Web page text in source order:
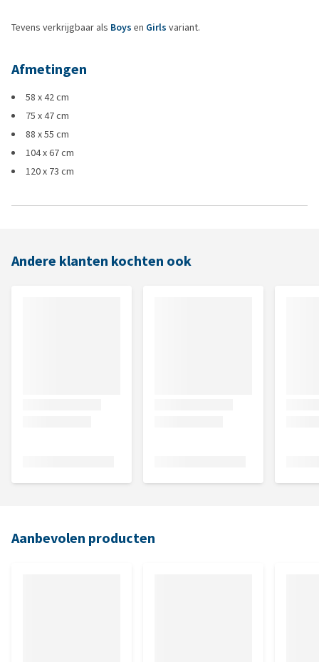
Tevens verkrijgbaar als Boys en Girls variant.
Afmetingen
58 x 42 cm
75 x 47 cm
88 x 55 cm
104 x 67 cm
120 x 73 cm
Andere klanten kochten ook
Aanbevolen producten